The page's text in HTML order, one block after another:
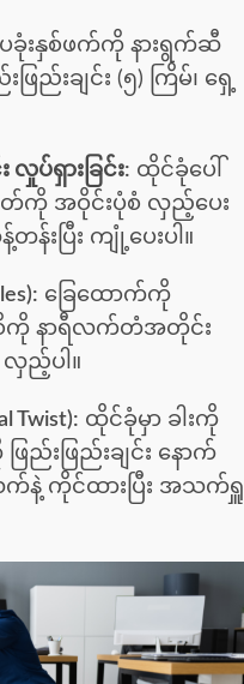
ပခုံးနှစ်ဖက်ကို နားရွက်ဆီ
ည်းချင်း (၅) ကြိမ်၊ ရှေ့
ရှားခြင်း: ထိုင်ခုံပေါ်
ကို အဝိုင်းပုံစံ လှည့်ပေး
န်းပြီး ကျုံ့ပေးပါ။
ခြေထောက်ကို
က်စိကို နာရီလက်တံအတိုင်း
လှည့်ပါ။
Twist): ထိုင်ခုံမှာ ခါးကို
ည်းဖြည်းချင်း နောက်
နဲ့ ကိုင်ထားပြီး အသက်ရှူ